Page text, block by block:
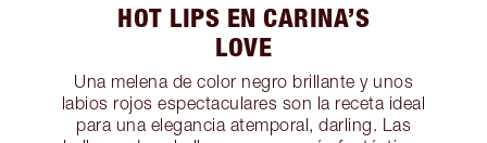
HOT LIPS EN CARINA’S
LOVE
Una melena de color negro brillante y unos
labios rojos espectaculares son la receta ideal
para una elegancia atemporal, darling. Las